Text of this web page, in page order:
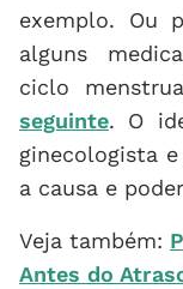
exemplo. Ou
alguns
ciclo
seguinte. O
ginecologista
a causa e
Veja também:
Antes do